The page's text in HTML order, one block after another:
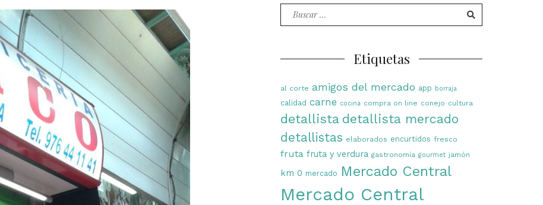
Buscar
por:
Etiquetas
al corte amigos del mercado app borraja
calidad carne cocina compra on line conejo cultura
detallista detallista mercado
detallistas elaborados encurtidos fresco
fruta fruta y verdura gastronomía gourmet jamón
km 0 mercado Mercado Central
Mercado Central